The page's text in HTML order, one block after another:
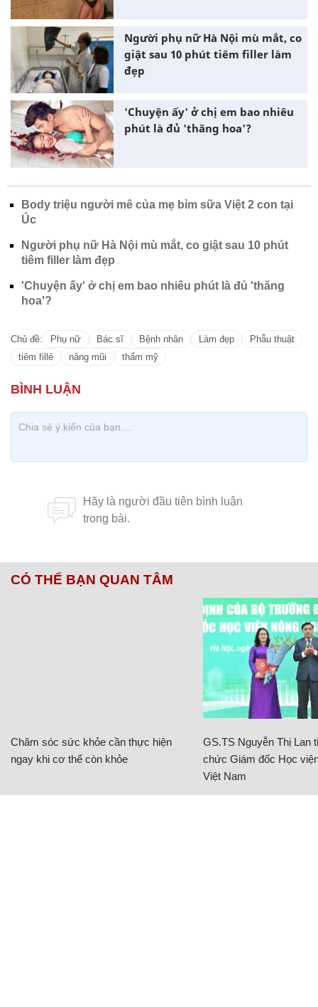
Người phụ nữ Hà Nội mù mắt, co
giật sau 10 phút tiêm filler làm
đẹp
'Chuyện ấy' ở chị em bao nhiêu
phút là đủ 'thăng hoa'?
Body triệu người mê của mẹ bỉm sữa Việt 2 con tại
Úc
Người phụ nữ Hà Nội mù mắt, co giật sau 10 phút
tiêm filler làm đẹp
'Chuyện ấy' ở chị em bao nhiêu phút là đủ 'thăng
hoa'?
Chủ đề: Phụ nữ Bác sĩ Bệnh nhân Làm đẹp
Phẫu thuật
tiêm fillẻ
nâng mũi thẩm mỹ
CÓ THỂ BẠN QUAN TÂM
Chăm sóc sức khỏe cần thực hiện
ngay khi cơ thể còn khỏe
GS.TS Nguyễn Thị Lan
chức Giám đốc Học
Việt Nam